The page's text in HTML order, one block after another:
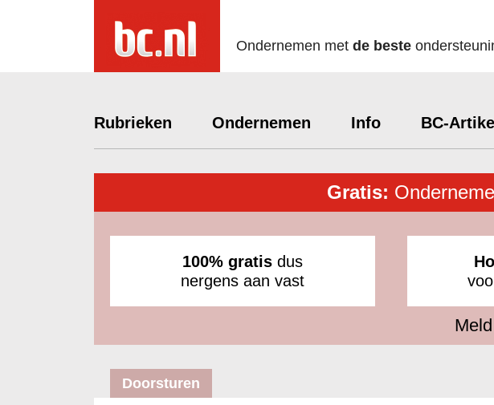
Ondernemen met de beste
Rubrieken Ondernemen Info BC-
Gratis:
100% gratis dus
nergens aan vast
Doorsturen